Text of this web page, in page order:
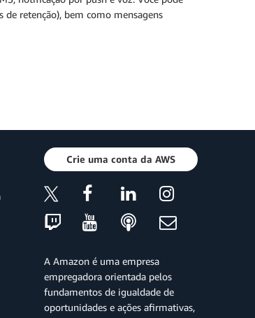
retenção), bem como mensagens
Crie uma conta da AWS
A Amazon é uma empresa
empregadora orientada pelos
fundamentos de igualdade de
oportunidades e ações afirmativas,